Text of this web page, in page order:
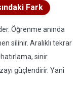
Fark
Öğrenme anında
silinir. Aralıklı tekrar
sinir
güçlendirir. Yani